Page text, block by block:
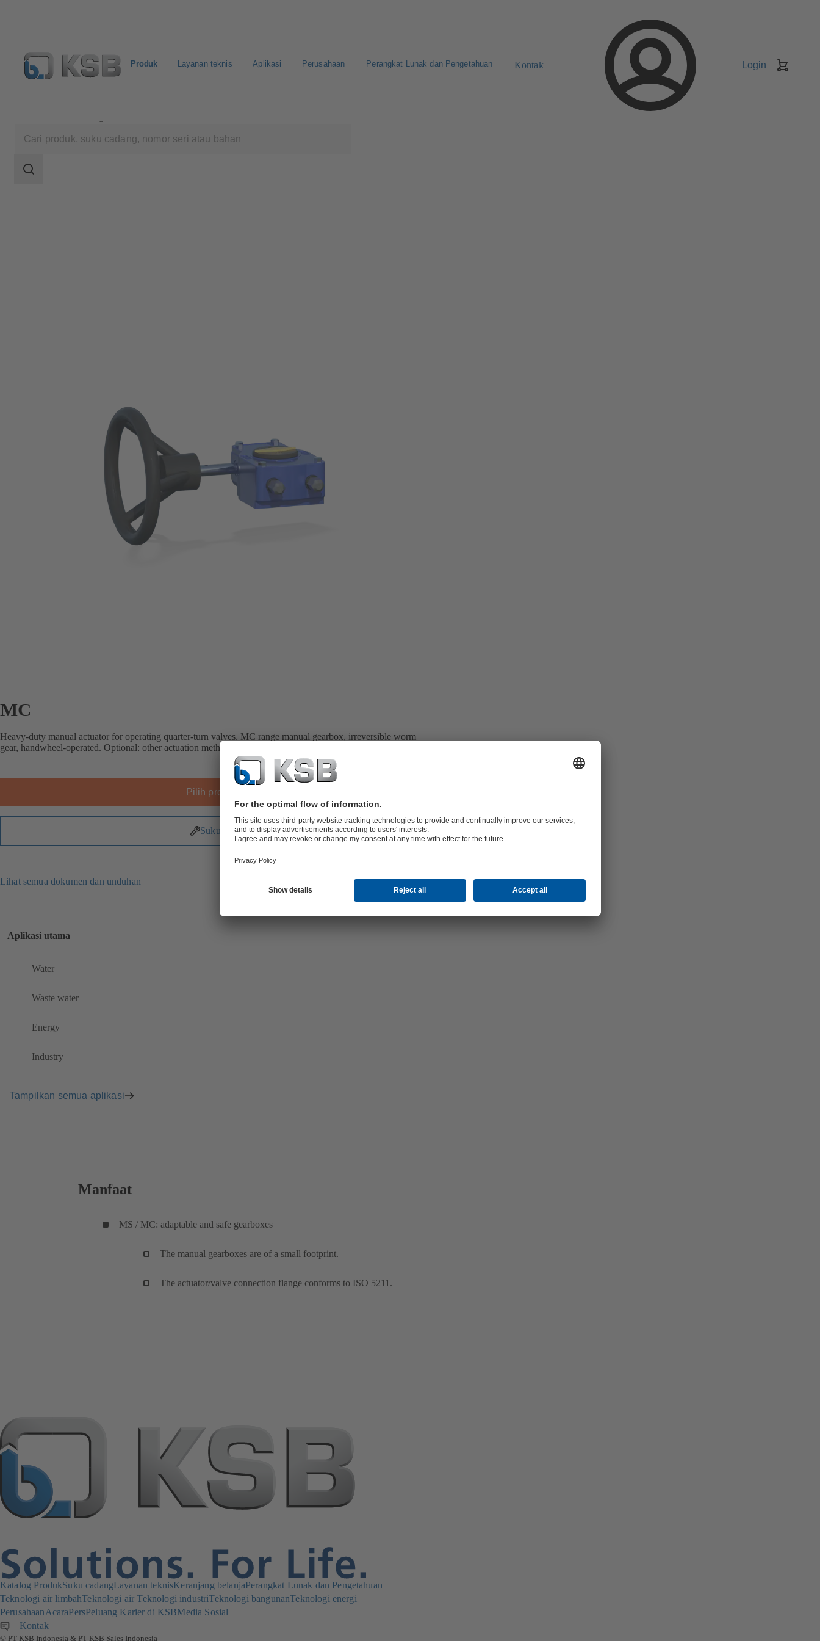
Produk Layanan teknis Aplikasi Perusahaan Perangkat Lunak dan Pengetahuan Kontak Login
pencarian
Area
MC
Heavy-duty manual actuator for operating quarter-turn valves. MC range manual gearbox, irreversible worm
gear, handwheel-operated. Optional: other actuation methods, limit switch boxes, etc.
Pilih produk
Suku Cadang
Lihat semua dokumen dan unduhan
Aplikasi utama
Water
Waste water
Energy
Industry
Tampilkan semua aplikasi
Manfaat
MS / MC: adaptable and safe gearboxes
The manual gearboxes are of a small footprint.
The actuator/valve connection flange conforms to ISO 5211.
Katalog ProdukSuku cadangLayanan teknisKeranjang belanjaPerangkat Lunak dan Pengetahuan
Teknologi air limbahTeknologi airTeknologi industriTeknologi bangunanTeknologi energi
PerusahaanAcaraPersPeluang Karier di KSBMedia Sosial
Kontak
© PT KSB Indonesia & PT KSB Sales Indonesia